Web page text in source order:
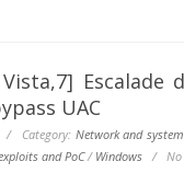
Escalade
UAC
/ Category: Network and
and PoC/ Windows /